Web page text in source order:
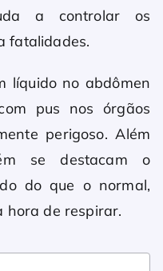
a controlar os
fatalidades.
líquido no abdômen
pus nos órgãos
perigoso. Além
se destacam o
do que o normal,
hora de respirar.